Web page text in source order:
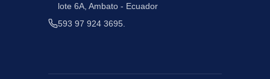
lote 6A, Ambato - Ecuador
593 97 924 3695.